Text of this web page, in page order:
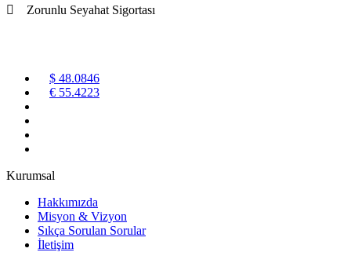
 Zorunlu Seyahat Sigortası
$ 48.0846
€ 55.4223
Kurumsal
Hakkımızda
Misyon & Vizyon
Sıkça Sorulan Sorular
İletişim